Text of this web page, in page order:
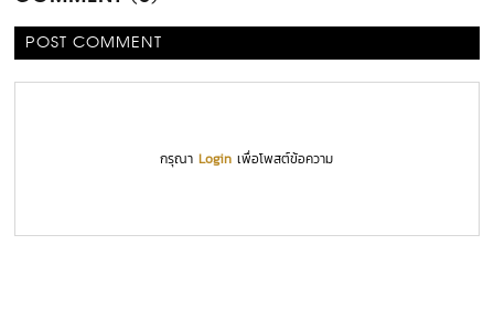
POST COMMENT
กรุณาLogin เพื่อโพสต์ข้อความ